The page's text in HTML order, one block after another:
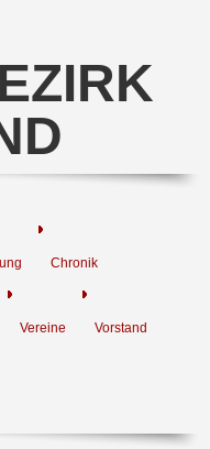
Chronik
Vereine Vorstand